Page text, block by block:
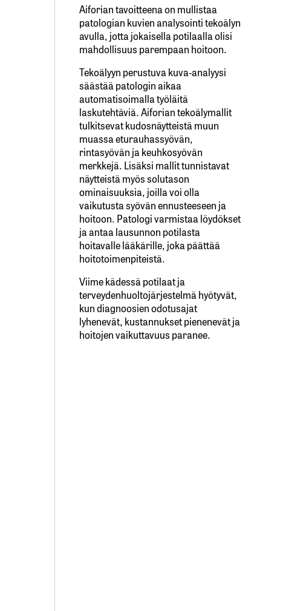
Aiforian tavoitteena on mullistaa
patologian kuvien analysointi tekoälyn
avulla, jotta jokaisella potilaalla olisi
mahdollisuus parempaan hoitoon.
Tekoälyyn perustuva kuva-analyysi
säästää patologin aikaa
automatisoimalla työläitä
laskutehtäviä. Aiforian tekoälymallit
tulkitsevat kudosnäytteistä muun
muassa eturauhassyövän,
rintasyövän ja keuhkosyövän
merkkejä. Lisäksi mallit tunnistavat
näytteistä myös solutason
ominaisuuksia, joilla voi olla
vaikutusta syövän ennusteeseen ja
hoitoon. Patologi varmistaa löydökset
ja antaa lausunnon potilasta
hoitavalle lääkärille, joka päättää
hoitotoimenpiteistä.
Viime kädessä potilaat ja
terveydenhuoltojärjestelmä hyötyvät,
kun diagnoosien odotusajat
lyhenevät, kustannukset pienenevät ja
hoitojen vaikuttavuus paranee.